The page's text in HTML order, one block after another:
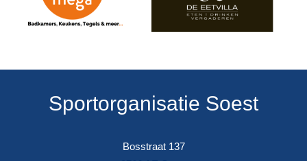
Sportorganisatie Soest
Bosstraat 137